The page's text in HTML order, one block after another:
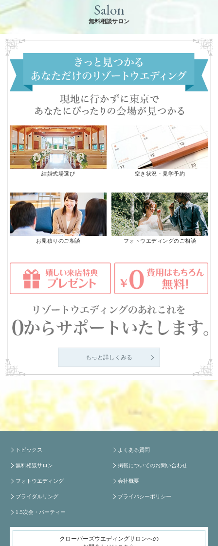
Salon
無料相談サロン
結婚式場選び 空き状況・見学予約
お見積りのご相談 フォトウエディングのご相談
もっと詳しくみる
トピックス
無料相談サロン
フォトウエディング
ブライダルリング
1.5次会・パーティー
よくある質問
掲載についてのお問い合わせ
会社概要
プライバシーポリシー
クローバーズウエディングサロンへの